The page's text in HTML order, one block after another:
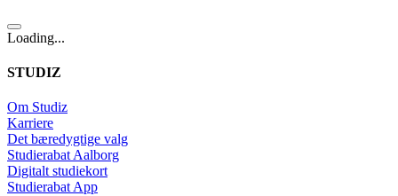
Loading...
STUDIZ
Om Studiz
Karriere
Det bæredygtige valg
Studierabat Aalborg
Digitalt studiekort
Studierabat App